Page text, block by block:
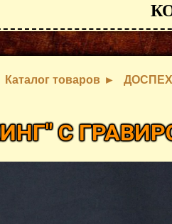
Каталог товаров
С